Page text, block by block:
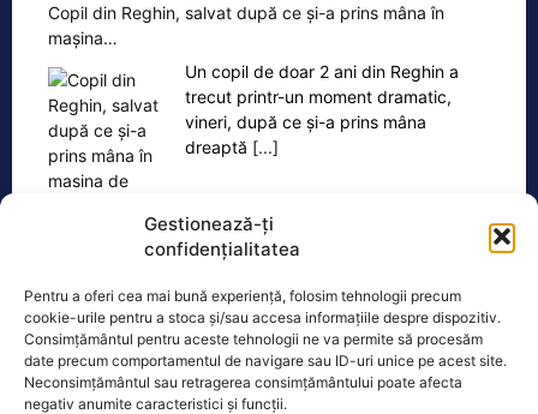
Gestionează-ți
confidențialitatea
Pentru a oferi cea mai bună experiență, folosim tehnologii precum
cookie-urile pentru a stoca și/sau accesa informațiile despre dispozitiv.
Consimțământul pentru aceste tehnologii ne va permite să procesăm
date precum comportamentul de navigare sau ID-uri unice pe acest site.
Neconsimțământul sau retragerea consimțământului poate afecta
negativ anumite caracteristici și funcții.
Copil din Reghin, salvat după ce și-a prins mâna în
mașina…
Un copil de doar 2 ani din Reghin a
trecut printr-un moment dramatic,
vineri, după ce și-a prins mâna
dreaptă [...]
Ultimele știri
România exportă energie ieftină la prânz și importă
scump seara. Cine sunt câștigătorii din afacerea
energetică